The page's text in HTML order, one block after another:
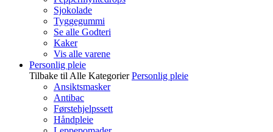
Sjokolade
Tyggegummi
Se alle Godteri
Kaker
Vis alle varene
Personlig pleie
Tilbake til Alle Kategorier Personlig pleie
Ansiktsmasker
Antibac
Førstehjelpssett
Håndpleie